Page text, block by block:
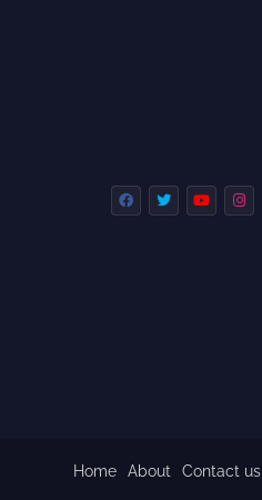
Home About Contact us